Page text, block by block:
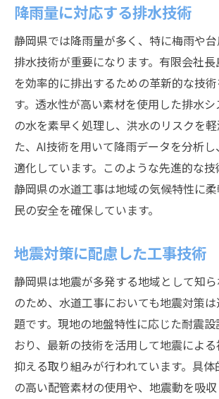
降雨量に対応する排水技術
静岡県では降雨量が多く、特に梅雨や
排水技術が重要になります。有限会社
を効率的に排出するための革新的な技
す。透水性が高い素材を使用した排水
の水を素早く処理し、洪水のリスクを
た、AI技術を用いて降雨データを分析
適化しています。このような先進的な技
静岡県の水道工事は地域の気候特性に
民の安全を確保しています。
地震対策に配慮した工事技術
静岡県は地震が多発する地域として知
のため、水道工事においても地震対策
題です。現地の地盤特性に応じた耐震
おり、最新の技術を活用して地震によ
抑える取り組みが行われています。具
の高い配管素材の使用や、地震動を吸